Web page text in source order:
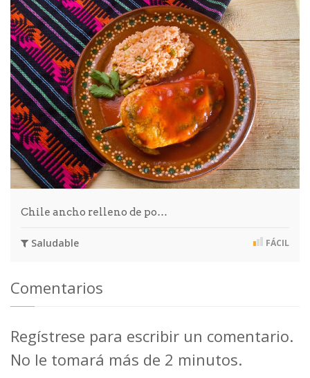
Chile ancho relleno de po…
Saludable FÁCIL
Comentarios
Regístrese para escribir un comentario.
No le tomará más de 2 minutos.